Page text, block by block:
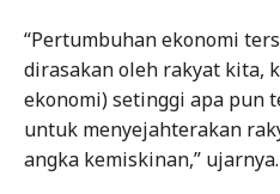
“Pertumbuhan ekonomi
dirasakan oleh rakyat kita,
ekonomi) setinggi apa pun
untuk menyejahterakan
angka kemiskinan,” ujarnya.